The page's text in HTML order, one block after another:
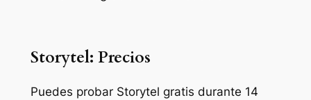
Storytel: Precios
Puedes probar Storytel gratis durante 14